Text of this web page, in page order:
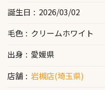
誕生日
2026/03/02
毛色
クリームホワイト
出身
愛媛県
店舗
岩槻店(埼玉県)